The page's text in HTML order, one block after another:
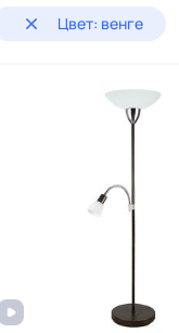
Цвет: венге